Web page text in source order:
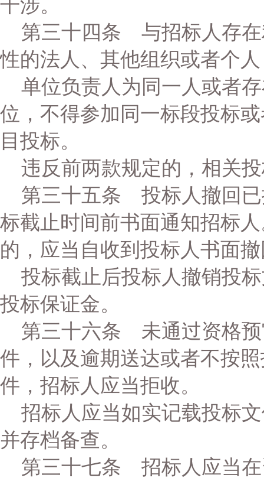
干涉。
第三十四条 与招标人存在
性的法人、其他组织或者个
单位负责人为同一人或者
位，不得参加同一标段投标
目投标。
违反前两款规定的，相关
第三十五条 投标人撤回已
标截止时间前书面通知招标
的，应当自收到投标人书面
投标截止后投标人撤销投
投标保证金。
第三十六条 未通过资格预
件，以及逾期送达或者不按
件，招标人应当拒收。
招标人应当如实记载投标
并存档备查。
第三十七条 招标人应当在